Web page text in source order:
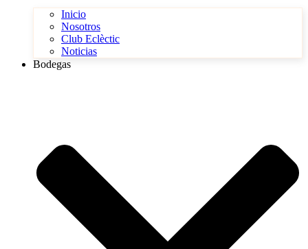
Inicio
Nosotros
Club Eclèctic
Noticias
Bodegas